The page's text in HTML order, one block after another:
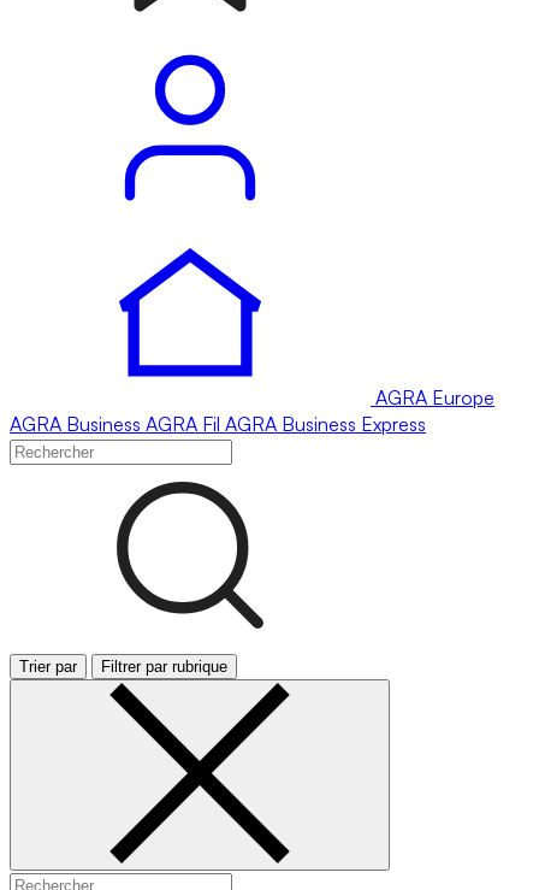
AGRA Europe
AGRA Business AGRA Fil AGRA Business Express
Trier par Filtrer par rubrique